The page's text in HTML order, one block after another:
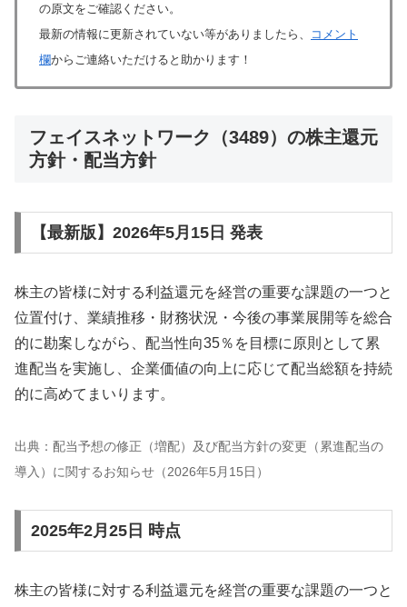
の原文をご確認ください。
最新の情報に更新されていない等がありましたら、
コメント
欄からご連絡いただけると助かります！
フェイスネットワーク（3489）の株主還元
方針・配当方針
【最新版】2026年5月15日 発表
株主の皆様に対する利益還元を経営の重要な課題の一つと
位置付け、業績推移・財務状況・今後の事業展開等を総合
的に勘案しながら、配当性向35％を目標に原則として累
進配当を実施し、企業価値の向上に応じて配当総額を持続
的に高めてまいります。
出典：配当予想の修正（増配）及び配当方針の変更（累進配当の
導入）に関するお知らせ（2026年5月15日）
2025年2月25日 時点
株主の皆様に対する利益還元を経営の重要な課題の一つと